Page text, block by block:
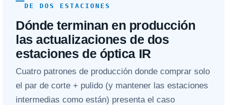
DE DOS ESTACIONES
Dónde terminan en producción
las actualizaciones de dos
estaciones de óptica IR
Cuatro patrones de producción donde comprar solo
el par de corte + pulido (y mantener las estaciones
intermedias como están) presenta el caso